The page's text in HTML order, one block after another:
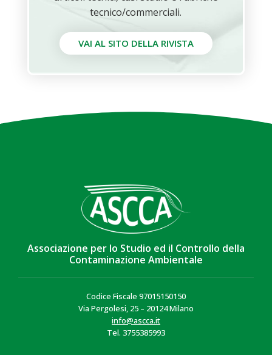
tecnico/commerciali.
VAI AL SITO DELLA RIVISTA
Associazione per lo Studio ed il Controllo della
Contaminazione Ambientale
Codice Fiscale 97015150150
Via Pergolesi, 25 – 20124 Milano
info@ascca.it
Tel. 3755385993